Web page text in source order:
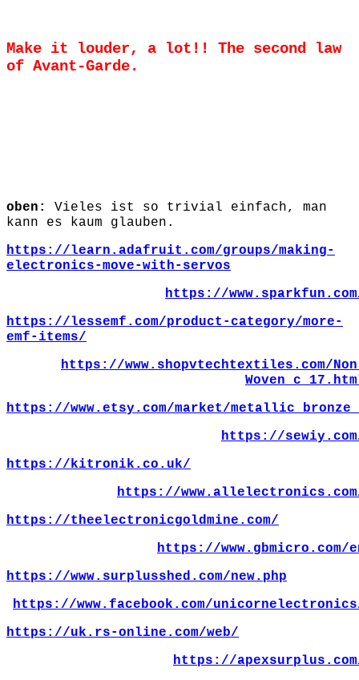
Make it louder, a lot!! The second law
of Avant-Garde.
oben:
Vieles ist so trivial einfach, man
kann es kaum glauben.
https://learn.adafruit.com/groups/making-
electronics-move-with-servos
https://
https://lessemf.com/product-category/more-
emf-items/
https://www.shopvtechtextiles.com/
https://www.etsy.com/market/
https://
https://kitronik.co.uk/
https://
https://theelectronicgoldmine.com/
https://www.gbmicro.com/
https://www.surplusshed.com/new.php
https://www.facebook.com/
https://uk.rs-online.com/web/
https://